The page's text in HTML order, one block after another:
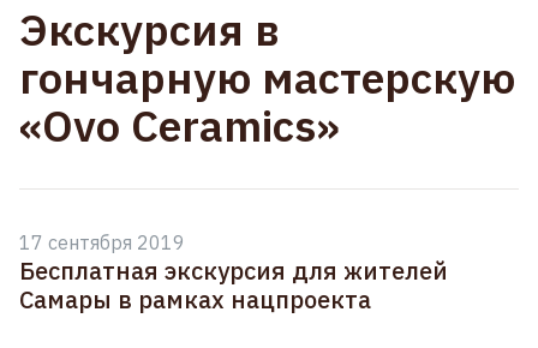
Экскурсия в
гончарную мастерскую
«Ovo Ceramics»
17 сентября 2019
Бесплатная экскурсия для жителей
Самары в рамках нацпроекта